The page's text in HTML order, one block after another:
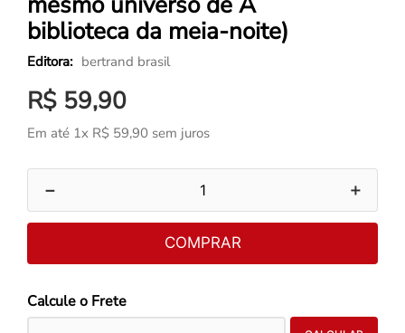
biblioteca da meia-noite)
bertrand brasil
R$ 59,90
Em até 1x R$ 59,90 sem juros
＋
－
COMPRAR